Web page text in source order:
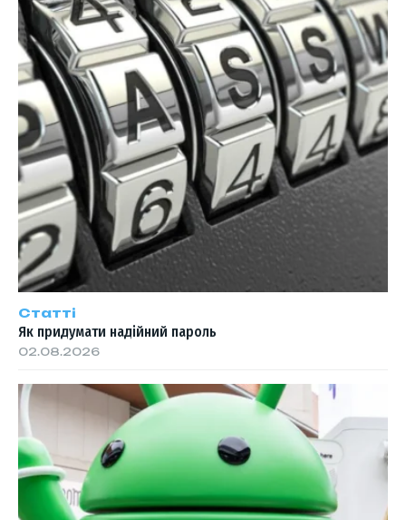
Статті
Як придумати надійний пароль
02.08.2026